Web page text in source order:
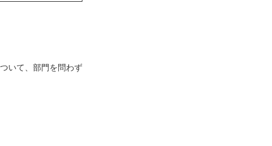
いて、部門を問わず